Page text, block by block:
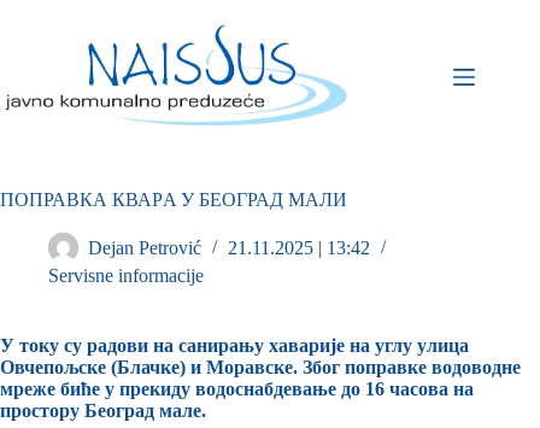
ПOПРАВКА КВАРA У БЕОГРАД МАЛИ
Dejan Petrović
21.11.2025 | 13:42
Servisne informacije
У току су радови на санирању хаварије на углу улица
Овчепољске (Блачке) и Моравске. Због поправке водоводне
мреже биће у прекиду водоснабдевање до 16 часова на
простору Београд мале.